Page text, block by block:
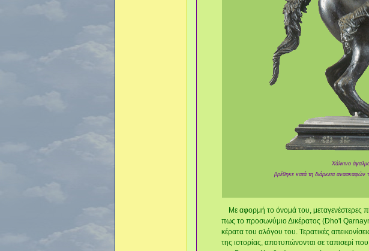
Χάλκινο
βρέθηκε κατά τη διάρκεια ανασκαφών
Με αφορμή το όνομά του, μεταγενέστερες
πως το προσωνύμιο Δικέρατος (Dho'l
κέρατα του αλόγου του. Τερατικές
της ιστορίας, αποτυπώνονται σε ταπισερί